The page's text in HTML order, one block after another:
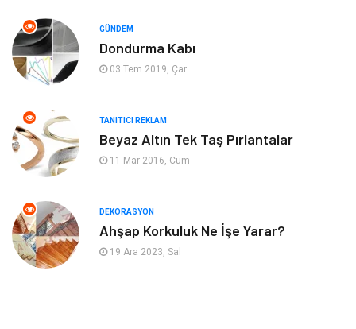
Tekstil Tatil
Hediyelik Eşya
Mobilya
Nakliyat Telekomünikasyon
Maden ve Metal
Plastik
GÜNDEM
Dondurma Kabı
03 Tem 2019, Çar
TANITICI REKLAM
Beyaz Altın Tek Taş Pırlantalar
11 Mar 2016, Cum
DEKORASYON
Ahşap Korkuluk Ne İşe Yarar?
19 Ara 2023, Sal